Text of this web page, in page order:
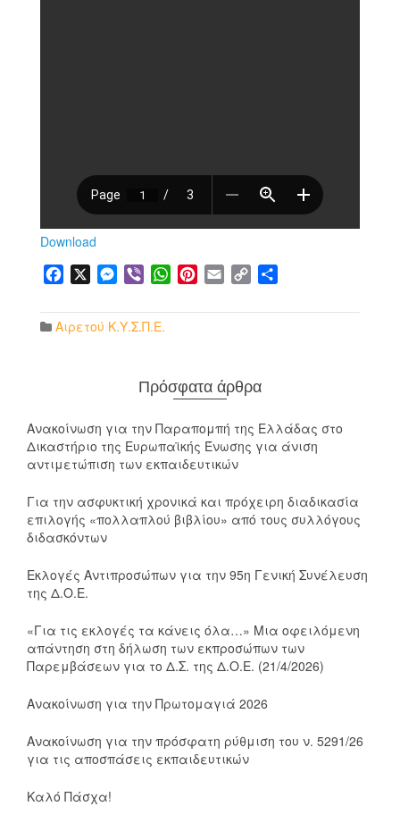
Download
Facebook Messenger
Viber WhatsApp
Pinterest
Email Copy
Αιρετού Κ.Υ.Σ.Π.Ε.
Πρόσφατα άρθρα
Ανακοίνωση για την Παραπομπή της Ελλάδας στο
Δικαστήριο της Ευρωπαϊκής Ένωσης για άνιση
αντιμετώπιση των εκπαιδευτικών
Για την ασφυκτική χρονικά και πρόχειρη διαδικασία
επιλογής «πολλαπλού βιβλίου» από τους συλλόγους
διδασκόντων
Εκλογές Αντιπροσώπων για την 95η Γενική Συνέλευση
της Δ.Ο.Ε.
«Για τις εκλογές τα κάνεις όλα…» Μια οφειλόμενη
απάντηση στη δήλωση των εκπροσώπων των
Παρεμβάσεων για το Δ.Σ. της Δ.Ο.Ε. (21/4/2026)
Ανακοίνωση για την Πρωτομαγιά 2026
Ανακοίνωση για την πρόσφατη ρύθμιση του ν. 5291/26
για τις αποσπάσεις εκπαιδευτικών
Καλό Πάσχα!